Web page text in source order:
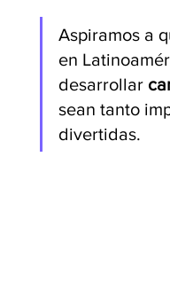
Aspiramos a
en
desarrollar
sean tanto
divertidas.